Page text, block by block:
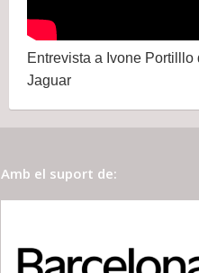
Entrevista a Ivone Portilllo
Jaguar
Amb el suport de: